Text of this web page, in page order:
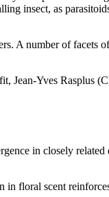
insect, as
A number of facets
Jean-Yves Rasplus
in closely related
floral scent